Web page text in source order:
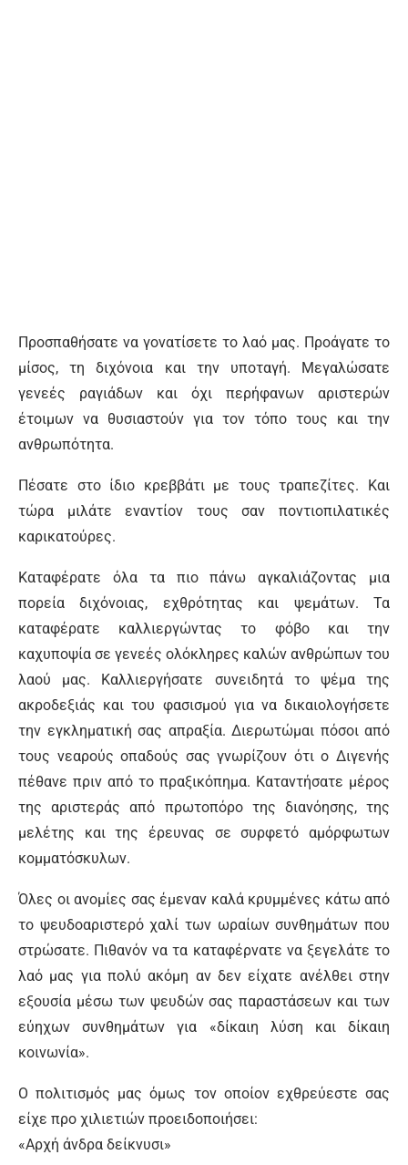
Προσπαθήσατε να γονατίσετε το λαό μας. Προάγατε το
μίσος, τη διχόνοια και την υποταγή. Μεγαλώσατε
γενεές ραγιάδων και όχι περήφανων αριστερών
έτοιμων να θυσιαστούν για τον τόπο τους και την
ανθρωπότητα.
Πέσατε στο ίδιο κρεββάτι με τους τραπεζίτες. Και
τώρα μιλάτε εναντίον τους σαν ποντιοπιλατικές
καρικατούρες.
Καταφέρατε όλα τα πιο πάνω αγκαλιάζοντας μια
πορεία διχόνοιας, εχθρότητας και ψεμάτων. Τα
καταφέρατε καλλιεργώντας το φόβο και την
καχυποψία σε γενεές ολόκληρες καλών ανθρώπων του
λαού μας. Καλλιεργήσατε συνειδητά το ψέμα της
ακροδεξιάς και του φασισμού για να δικαιολογήσετε
την εγκληματική σας απραξία. Διερωτώμαι πόσοι από
τους νεαρούς οπαδούς σας γνωρίζουν ότι ο Διγενής
πέθανε πριν από το πραξικόπημα. Καταντήσατε μέρος
της αριστεράς από πρωτοπόρο της διανόησης, της
μελέτης και της έρευνας σε συρφετό αμόρφωτων
κομματόσκυλων.
Όλες οι ανομίες σας έμεναν καλά κρυμμένες κάτω από
το ψευδοαριστερό χαλί των ωραίων συνθημάτων που
στρώσατε. Πιθανόν να τα καταφέρνατε να ξεγελάτε το
λαό μας για πολύ ακόμη αν δεν είχατε ανέλθει στην
εξουσία μέσω των ψευδών σας παραστάσεων και των
εύηχων συνθημάτων για «δίκαιη λύση και δίκαιη
κοινωνία».
Ο πολιτισμός μας όμως τον οποίον εχθρεύεστε σας
είχε προ χιλιετιών προειδοποιήσει:
«Αρχή άνδρα δείκνυσι»